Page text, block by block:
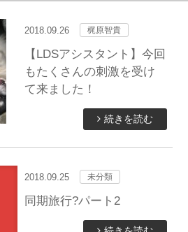
2018.09.26 梶原智貴
【LDSアシスタント】今回
もたくさんの刺激を受け
て来ました！
続きを読む
2018.09.25 未分類
同期旅行?パート2